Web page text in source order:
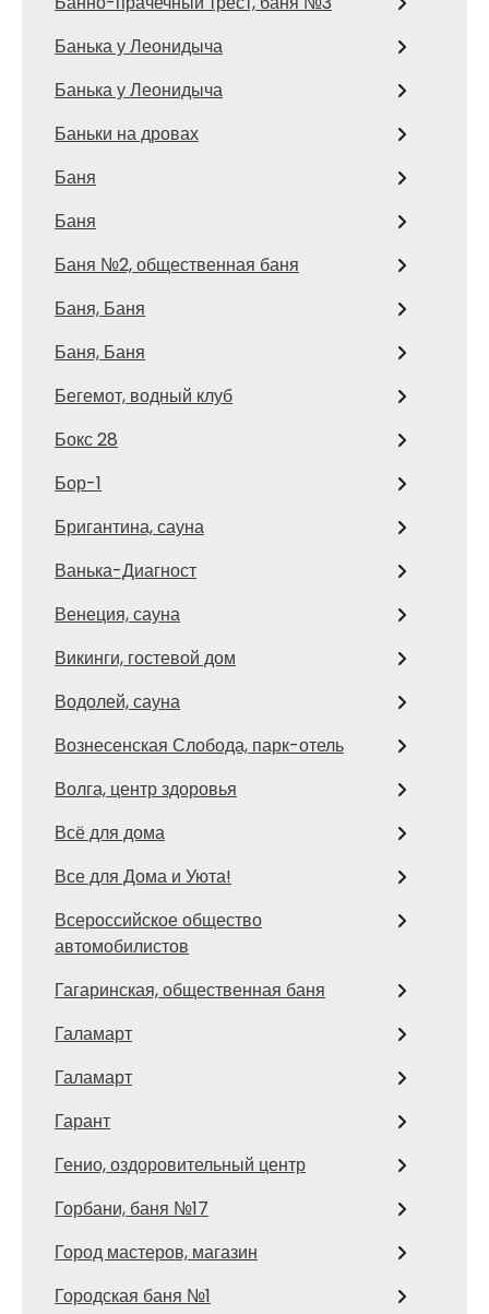
Банька у Леонидыча
Банька у Леонидыча
Баньки на дровах
Баня
Баня
Баня №2, общественная баня
Баня, Баня
Баня, Баня
Бегемот, водный клуб
Бокс 28
Бор-1
Бригантина, сауна
Ванька-Диагност
Венеция, сауна
Викинги, гостевой дом
Водолей, сауна
Вознесенская Слобода, парк-отель
Волга, центр здоровья
Всё для дома
Все для Дома и Уюта!
Всероссийское общество
автомобилистов
Гагаринская, общественная баня
Галамарт
Галамарт
Гарант
Генио, оздоровительный центр
Горбани, баня №17
Город мастеров, магазин
Городская баня №1